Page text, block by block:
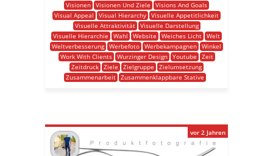
Visionen Visionen Und Ziele
Visions And Goals
Visual Appeal
Visual Hierarchy Visuelle Appetitlichkeit
Visuelle Attraktivität
Visuelle Darstellung
Visuelle Hierarchie
Wahl Website Weiches Licht Welt
Weltverbesserung Werbefoto Werbekampagnen Winkel
Work With Clients
Wurzinger Design Youtube
Zeit
Zeitdruck Ziele Zielgruppe
Zielumsetzung
Zusammenarbeit Zusammenklappbare Stative
vor 2 Jahren